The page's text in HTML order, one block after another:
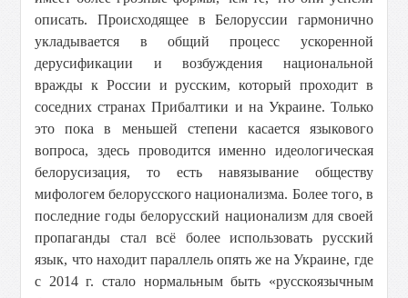
описать. Происходящее в Белоруссии гармонично
укладывается в общий процесс ускоренной
дерусификации и возбуждения национальной
вражды к России и русским, который проходит в
соседних странах Прибалтики и на Украине. Только
это пока в меньшей степени касается языкового
вопроса, здесь проводится именно идеологическая
белорусизация, то есть навязывание обществу
мифологем белорусского национализма. Более того, в
последние годы белорусский национализм для своей
пропаганды стал всё более использовать русский
язык, что находит параллель опять же на Украине, где
с 2014 г. стало нормальным быть «русскоязычным